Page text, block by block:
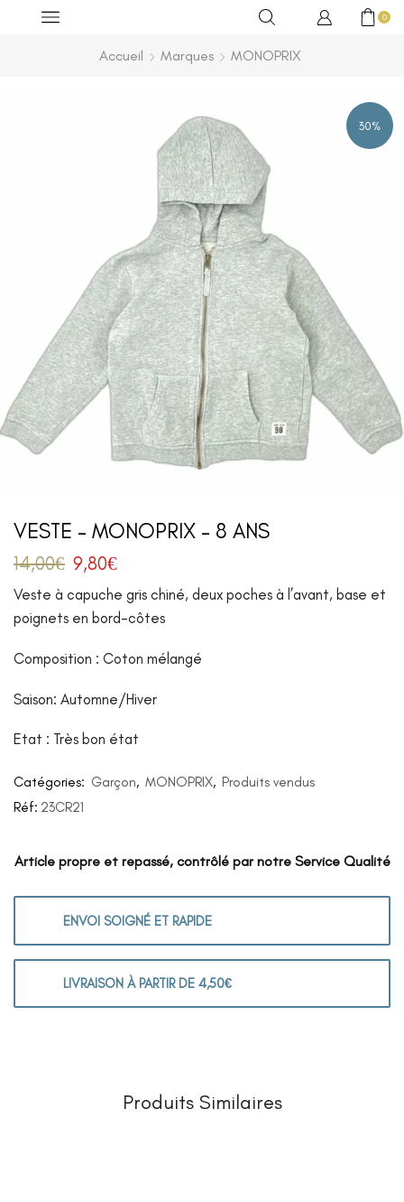
0
Accueil Marques MONOPRIX
30%
VESTE – MONOPRIX – 8 ANS
14,00€ 9,80€
Veste à capuche gris chiné, deux poches à l’avant, base et
poignets en bord-côtes
Composition : Coton mélangé
Saison: Automne/Hiver
Etat : Très bon état
Catégories: Garçon, MONOPRIX, Produits vendus
Réf: 23CR21
Article propre et repassé, contrôlé par notre Service Qualité
ENVOI SOIGNÉ ET RAPIDE
LIVRAISON À PARTIR DE 4,50€
Produits Similaires